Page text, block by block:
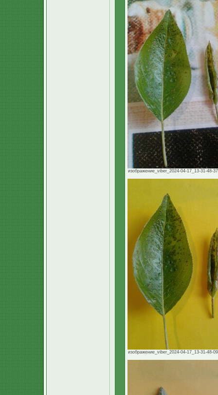
изображение_viber_2024-04-17_13-31-48-
изображение_viber_2024-04-17_13-31-48-